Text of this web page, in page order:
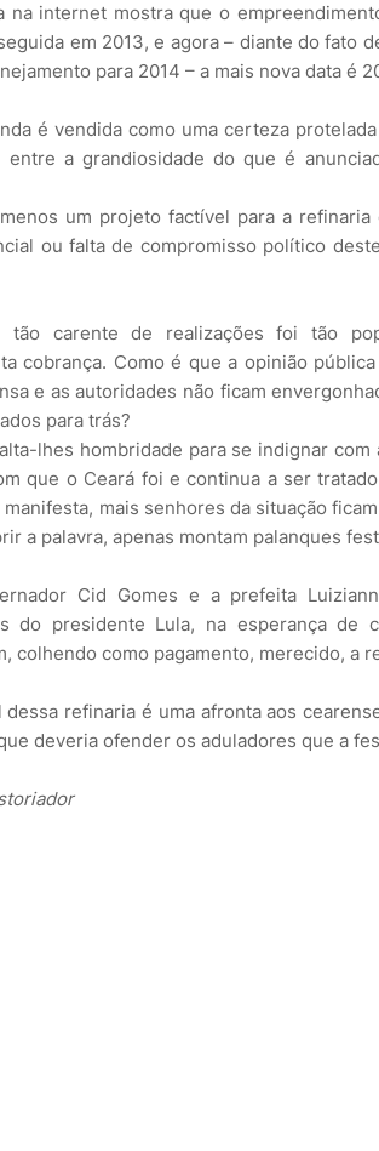
na internet mostra que o
em 2013, e agora – diante do fato
para 2014 – a mais nova data é
é vendida como uma certeza
entre a grandiosidade do que é
um projeto factível para a
ou falta de compromisso político
tão carente de realizações foi tão
cobrança. Como é que a opinião
e as autoridades não ficam
para trás?
lhes hombridade para se indignar com
que o Ceará foi e continua a ser
mais senhores da situação
a palavra, apenas montam palanques
Cid Gomes e a prefeita
do presidente Lula, na esperança de
colhendo como pagamento, merecido, a
refinaria é uma afronta aos
deveria ofender os aduladores que a